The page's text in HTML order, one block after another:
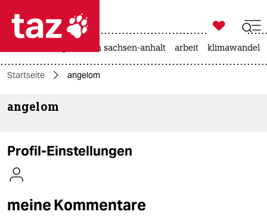
 taz zahl ich
themen
kultur

taz zahl ich
landtagswahl in sachsen-anhalt arbeit klimawandel
Startseite angelom
angelom
Profil-Einstellungen
meine Kommentare